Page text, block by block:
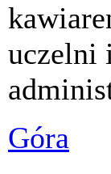
uczelni
Góra